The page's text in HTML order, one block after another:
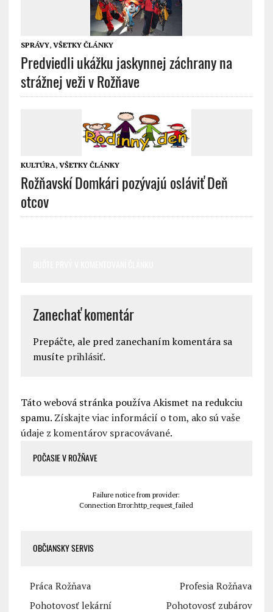
SPRÁVY, VŠETKY ČLÁNKY
Predviedli ukážku jaskynnej záchrany na
strážnej veži v Rožňave
KULTÚRA, VŠETKY ČLÁNKY
Rožňavskí Domkári pozývajú osláviť Deň
otcov
Zanechať komentár
Prepáčte, ale pred zanechaním komentára sa
musíte prihlásiť.
Táto webová stránka používa Akismet na redukciu
spamu. Získajte viac informácií o tom, ako sú vaše
údaje z komentárov spracovávané.
POČASIE V ROŽŇAVE
Failure notice from provider:
Connection Error:http_request_failed
OBČIANSKY SERVIS
Práca Rožňava
Profesia Rožňava
Pohotovosť lekární
Pohotovosť zubárov